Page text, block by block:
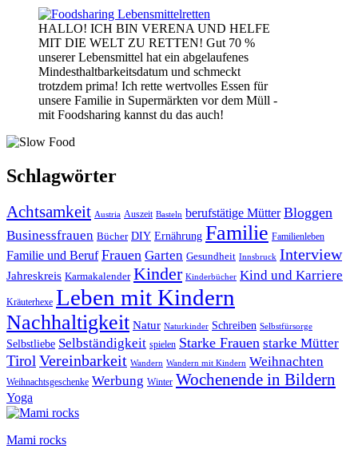
HALLO! ICH BIN VERENA UND HELFE
MIT DIE WELT ZU RETTEN! Gut 70 %
unserer Lebensmittel hat ein abgelaufenes
Mindesthaltbarkeitsdatum und schmeckt
trotzdem prima! Ich rette wertvolles Essen für
unsere Familie in Supermärkten vor dem Müll -
mit Foodsharing kannst du das auch!
Schlagwörter
Achtsamkeit Austria Auszeit Basteln berufstätige Mütter Bloggen
Businessfrauen Bücher DIY Ernährung Familie Familienleben
Familie und Beruf Frauen Garten Gesundheit Innsbruck Interview
Jahreskreis Karmakalender Kinder Kinderbücher Kind und Karriere
Kräuterhexe Leben mit Kindern
Nachhaltigkeit Natur Naturkinder Schreiben Selbstfürsorge
Selbstliebe Selbständigkeit spielen Starke Frauen starke Mütter
TirolVereinbarkeit Wandern Wandern mit Kindern Weihnachten
Weihnachtsgeschenke Werbung Winter Wochenende in Bildern
Yoga
Mami rocks